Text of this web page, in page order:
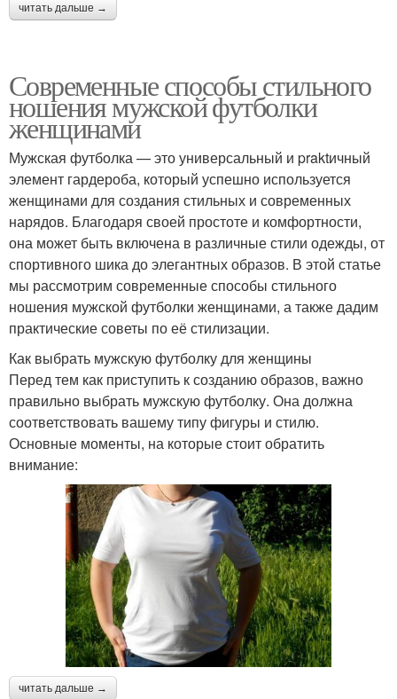
читать дальше →
Современные способы стильного
ношения мужской футболки
женщинами
Мужская футболка — это универсальный и praktичный
элемент гардероба, который успешно используется
женщинами для создания стильных и современных
нарядов. Благодаря своей простоте и комфортности,
она может быть включена в различные стили одежды, от
спортивного шика до элегантных образов. В этой статье
мы рассмотрим современные способы стильного
ношения мужской футболки женщинами, а также дадим
практические советы по её стилизации.
Как выбрать мужскую футболку для женщины
Перед тем как приступить к созданию образов, важно
правильно выбрать мужскую футболку. Она должна
соответствовать вашему типу фигуры и стилю.
Основные моменты, на которые стоит обратить
внимание:
читать дальше →